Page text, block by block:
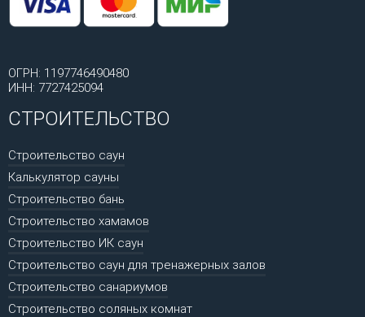
ОГРН: 1197746490480
ИНН: 7727425094
СТРОИТЕЛЬСТВО
Строительство саун
Калькулятор сауны
Строительство бань
Строительство хамамов
Строительство ИК саун
Строительство саун для тренажерных залов
Строительство санариумов
Строительство соляных комнат